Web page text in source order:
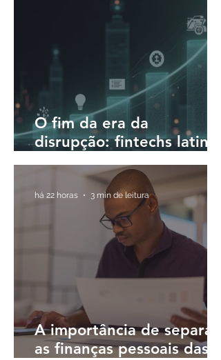
O fim da era da
disrupção: fintechs latino-
americanas passam a
priorizar a rentabilidade
A importância de separar
as finanças pessoais das
há 22 horas 3 min de leitura